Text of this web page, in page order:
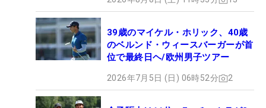
39歳のマイケル・ホリック、40歳
のベルンド・ウィースバーガーが首
位で最終日ヘ/欧州男子ツアー
2026年7月5日 (日) 06時52分 2